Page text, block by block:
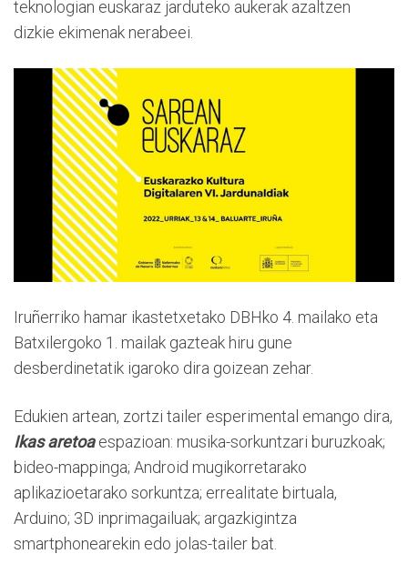
teknologian euskaraz jarduteko aukerak azaltzen
dizkie ekimenak nerabeei.
Iruñerriko hamar ikastetxetako DBHko 4. mailako eta
Batxilergoko 1. mailak gazteak hiru gune
desberdinetatik igaroko dira goizean zehar.
Edukien artean, zortzi tailer esperimental emango dira,
Ikas aretoaespazioan: musika-sorkuntzari buruzkoak;
bideo-mappinga; Android mugikorretarako
aplikazioetarako sorkuntza; errealitate birtuala,
Arduino; 3D inprimagailuak; argazkigintza
smartphonearekin edo jolas-tailer bat.